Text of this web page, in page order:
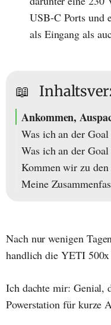
USB-C Ports und
als Eingang als
📖
Ankommen,
Was ich an der
Was ich an der
Kommen wir zu den
Meine
Nach nur wenigen
handlich die YETI
Ich dachte mir: Genial,
Powerstation für kurze